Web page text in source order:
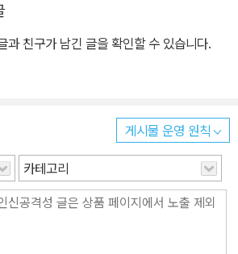
과 친구가 남긴 글을 확인할 수 있습니다.
게시물 운영 원칙
카테고리